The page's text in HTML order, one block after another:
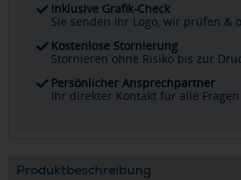
Inklusive Grafik-Check
Sie senden Ihr Logo, wir prüfen &
Kostenlose Stornierung
Stornieren ohne Risiko bis zur
Persönlicher Ansprechpartner
Ihr direkter Kontakt für alle
Produktbeschreibung